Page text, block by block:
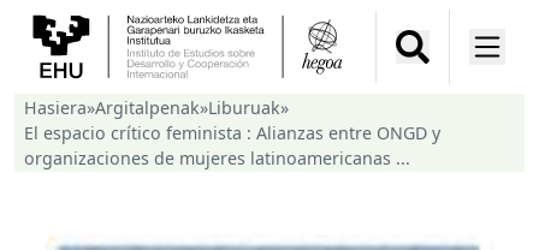
Hasiera»Argitalpenak»Liburuak»
El espacio crítico feminista : Alianzas entre ONGD y
organizaciones de mujeres latinoamericanas ...